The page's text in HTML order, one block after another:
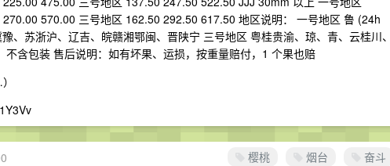
570.00 三号地区 162.50 292.50 617.50 地区说明： 一号地区 鲁 (24h
、苏浙沪、辽吉、皖赣湘鄂闽、晋陕宁 三号地区 粤桂贵渝、琼、青、云桂川、
含包装 售后说明：如有坏果、运损，按重量赔付，1 个果也赔
樱桃 烟台 奋斗